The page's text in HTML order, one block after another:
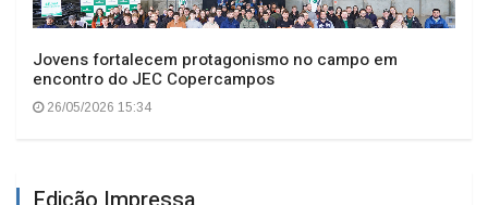
Jovens fortalecem protagonismo no campo em
encontro do JEC Copercampos
26/05/2026 15:34